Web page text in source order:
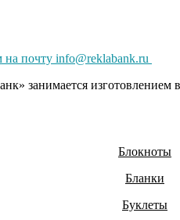
почту info@reklabank.ru
занимается
Блокноты
Бланки
Буклеты